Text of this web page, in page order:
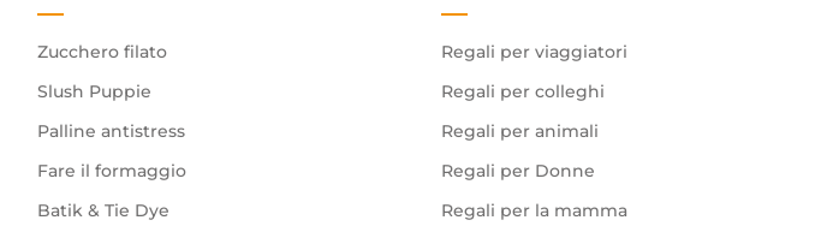
Zucchero filato
Slush Puppie
Palline antistress
Fare il formaggio
Batik & Tie Dye
Regali per viaggiatori
Regali per colleghi
Regali per animali
Regali per Donne
Regali per la mamma